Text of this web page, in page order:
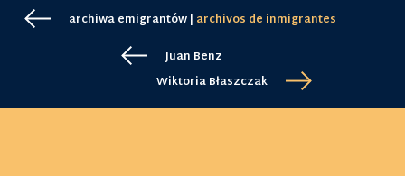
archiwa emigrantów | archivos de inmigrantes
Juan Benz
Wiktoria Błaszczak